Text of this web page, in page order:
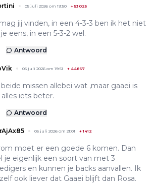
05 juli 2026 om 19:50 +53025
jij vinden, in een 4-3-3 ben ik het niet
eens, in een 5-3-2 wel.
Antwoord
05 juli 2026 om 19:51 + 44867
missen allebei wat ,maar gaaei is
iets beter.
Antwoord
05 juli 2026 om 21:01 +1412
moet er een goede 6 komen. Dan
je eigenlijk een soort van met 3
en kunnen je backs aanvallen. Ik
ook liever dat Gaaei blijft dan Rosa.